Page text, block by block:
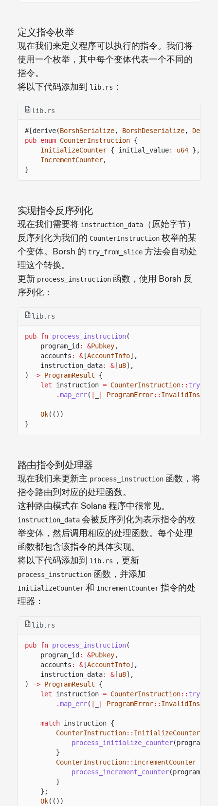
定义指令枚举
现在我们来定义程序可以执行的指令。我们将
使用一个枚举，其中每个变体代表一个不同的
指令。
将以下代码添加到
lib.rs ：
lib.rs
#[derive(BorshSerialize, BorshDeserialize, Debug
pub enum CounterInstruction {
InitializeCounter { initial_value: u64 },
IncrementCounter,
}
实现指令反序列化
现在我们需要将 instruction_data
（原始字节）
反序列化为我们的 CounterInstruction 枚举的某
个变体。Borsh 的 try_from_slice 方法会自动处
理这个转换。
更新 process_instruction 函数，使用 Borsh 反
序列化：
lib.rs
pub fn process_instruction(
program_id : &Pubkey,
accounts : &[AccountInfo],
instruction_data: &[u8],
)
-> ProgramResult
{
let
instruction = CounterInstruction::
.map_err( ProgramError::
Ok(())
}
路由指令到处理器
现在我们来更新主 process_instruction 函数，将
指令路由到对应的处理函数。
这种路由模式在 Solana 程序中很常见。
instruction_data 会被反序列化为表示指令的枚
举变体，然后调用相应的处理函数。每个处理
函数都包含该指令的具体实现。
将以下代码添加到
lib.rs ，更新
process_instruction 函数，并添加
InitializeCounter 和 IncrementCounter 指令的处
理器：
lib.rs
pub fn process_instruction(
program_id : &Pubkey,
accounts : &[AccountInfo],
instruction_data: &[u8],
)
-> ProgramResult
{
let
instruction = CounterInstruction::
.map_err( ProgramError::
match instruction {
CounterInstruction:: InitializeCounter
process_initialize_counter
}
CounterInstruction:: IncrementCounter
process_increment_counter
}
};
Ok(())